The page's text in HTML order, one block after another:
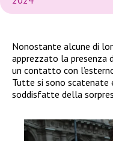
Nonostante alcune di
apprezzato la presenza
un contatto con
Tutte si sono
soddisfatte della